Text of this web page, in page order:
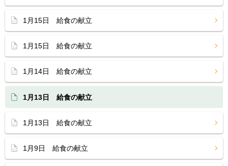
1月15日 給食の献立
1月15日 給食の献立
1月14日 給食の献立
1月13日 給食の献立
1月13日 給食の献立
1月9日 給食の献立